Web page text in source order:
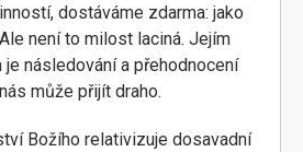
dostáváme zdarma: jako
není to milost laciná. Jejím
následování a přehodnocení
může přijít draho.
Božího relativizuje dosavadní